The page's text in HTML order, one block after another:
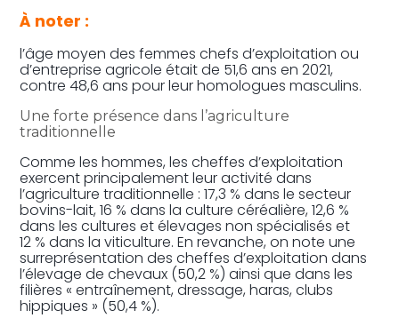
À noter :
l’âge moyen des femmes chefs d’exploitation ou
d’entreprise agricole était de 51,6 ans en 2021,
contre 48,6 ans pour leur homologues masculins.
Une forte présence dans l’agriculture
traditionnelle
Comme les hommes, les cheffes d’exploitation
exercent principalement leur activité dans
l’agriculture traditionnelle : 17,3 % dans le secteur
bovins-lait, 16 % dans la culture céréalière, 12,6 %
dans les cultures et élevages non spécialisés et
12 % dans la viticulture. En revanche, on note une
surreprésentation des cheffes d’exploitation dans
l’élevage de chevaux (50,2 %) ainsi que dans les
filières « entraînement, dressage, haras, clubs
hippiques » (50,4 %).